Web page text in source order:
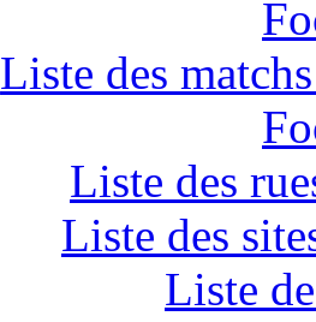
Liste des
Liste des
Liste des
Liste